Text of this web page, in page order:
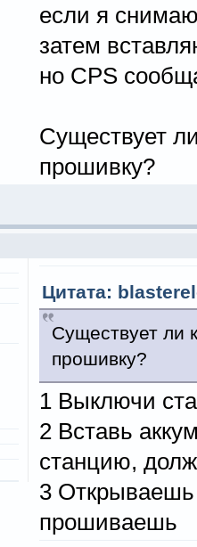
если я
затем
но CPS
Существует
прошивку?
Цитата:
Существует ли
прошивку?
1 Выключи
2 Вставь
станцию,
3
прошиваешь